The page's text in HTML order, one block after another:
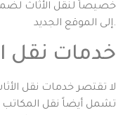
خصيصاً لنقل الأثاث
إلى الموقع الجديد.
خدمات نقل
لا تقتصر خدمات نقل
تشمل أيضاً نقل